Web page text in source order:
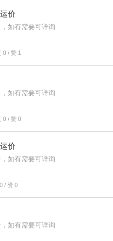
价
如有需要可详询
0 / 赞 1
如有需要可详询
0 / 赞 0
价
如有需要可详询
/ 赞 0
如有需要可详询